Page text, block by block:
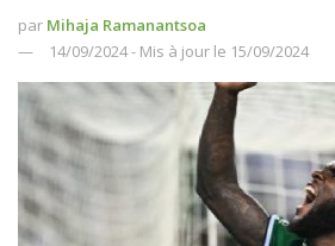
par Mihaja Ramanantsoa
14/09/2024 - Mis à jour le 15/09/2024